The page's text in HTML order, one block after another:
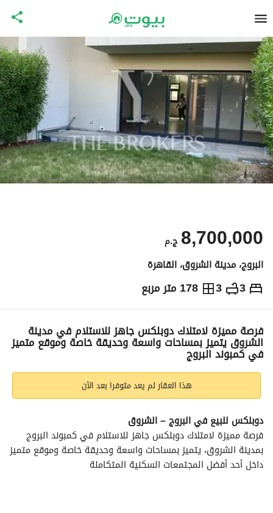
ج.م 8,700,000
البروج، مدينة الشروق، القاهرة
3
3 178 متر مربع ج.م8,700,000
التفاصيل الاتجاهات والمؤشرات رهن عقاري
فرصة مميزة لامتلاك دوبلكس جاهز للاستلام في مدينة
الشروق يتميز بمساحات واسعة وحديقة خاصة وموقع متميز
في كمبوند البروج
هذا العقار لم يعد متوفرا بعد الآن
دوبلكس للبيع في البروج – الشروق
داخل أحد أفضل المجتمعات السكنية المتكاملة